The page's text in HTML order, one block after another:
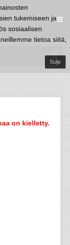
tukemiseen ja
sosiaalisen
tietoa siitä,
Sulje
on kielletty.